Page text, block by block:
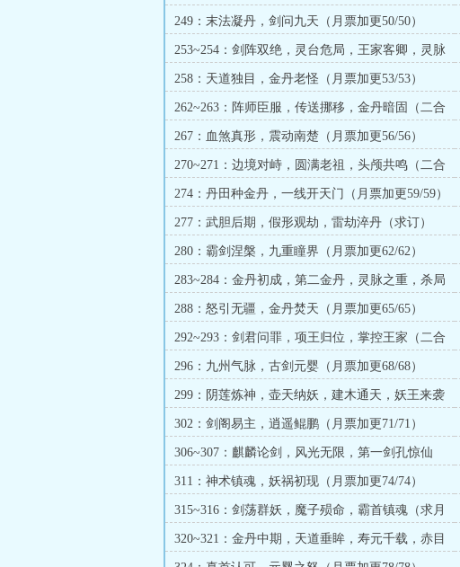
赐宝（二合一求订）
249：末法凝丹，剑问九天（月票加更50/50）
253~254：剑阵双绝，灵台危局，王家客卿，灵脉
洞府（二合一）
258：天道独目，金丹老怪（月票加更53/53）
262~263：阵师臣服，传送挪移，金丹暗固（二合
一）
267：血煞真形，震动南楚（月票加更56/56）
270~271：边境对峙，圆满老祖，头颅共鸣（二合
一求订）
274：丹田种金丹，一线开天门（月票加更59/59）
277：武胆后期，假形观劫，雷劫淬丹（求订）
280：霸剑涅槃，九重瞳界（月票加更62/62）
283~284：金丹初成，第二金丹，灵脉之重，杀局
将启
288：怒引无疆，金丹焚天（月票加更65/65）
292~293：剑君问罪，项王归位，掌控王家（二合
一求订）
296：九州气脉，古剑元婴（月票加更68/68）
299：阴莲炼神，壶天纳妖，建木通天，妖王来袭
（求月票）
302：剑阁易主，逍遥鲲鹏（月票加更71/71）
306~307：麒麟论剑，风光无限，第一剑孔惊仙
（求月票）
311：神术镇魂，妖祸初现（月票加更74/74）
315~316：剑荡群妖，魔子殒命，霸首镇魂（求月
票）
320~321：金丹中期，天道垂眸，寿元千载，赤目
诛敌（求月票）